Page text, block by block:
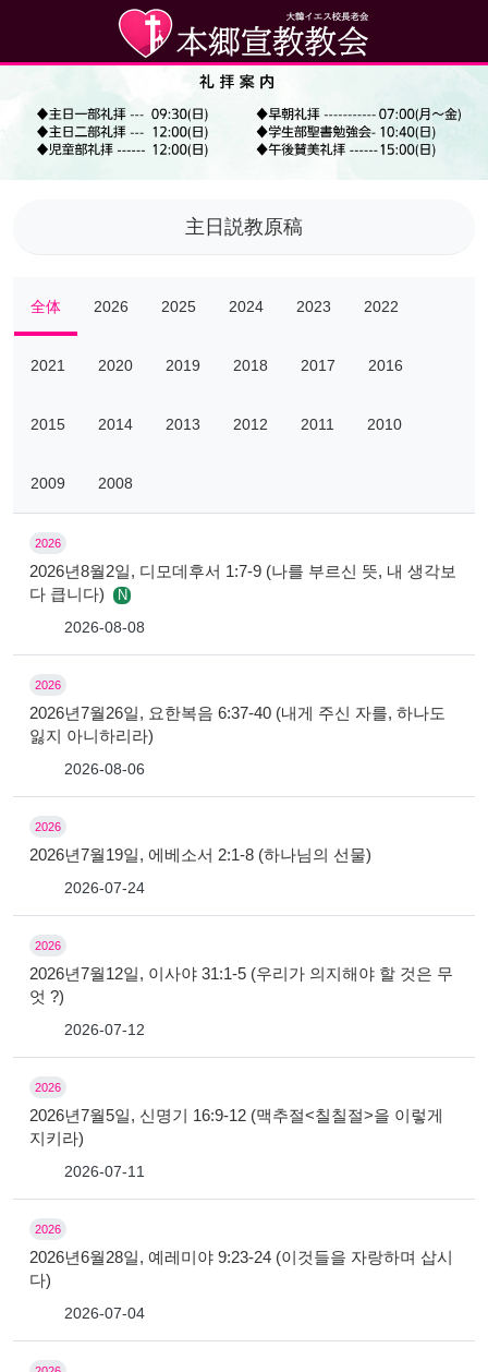
主日説教原稿
全体 2026 2025 2024 2023 2022
2021 2020 2019 2018 2017 2016
2015 2014 2013 2012 2011 2010
2009 2008
2026
2026년8월2일, 디모데후서 1:7-9 (나를 부르신 뜻, 내 생각보
다 큽니다)
N
2026-08-08
2026
2026년7월26일, 요한복음 6:37-40 (내게 주신 자를, 하나도
잃지 아니하리라)
2026-08-06
2026
2026년7월19일, 에베소서 2:1-8 (하나님의 선물)
2026-07-24
2026
2026년7월12일, 이사야 31:1-5 (우리가 의지해야 할 것은 무
엇 ?)
2026-07-12
2026
2026년7월5일, 신명기 16:9-12 (맥추절<칠칠절>을 이렇게
지키라)
2026-07-11
2026
2026년6월28일, 예레미야 9:23-24 (이것들을 자랑하며 삽시
다)
2026-07-04